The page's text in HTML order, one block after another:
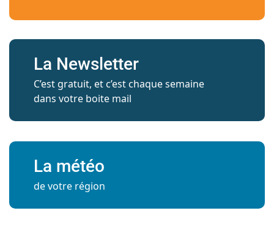
La Newsletter
C’est gratuit, et c’est chaque semaine
dans votre boite mail
La météo
de votre région